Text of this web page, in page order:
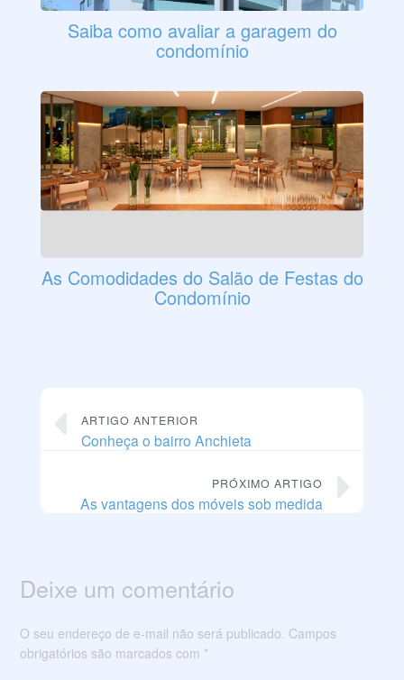
Saiba como avaliar a garagem do
condomínio
As Comodidades do Salão de Festas do
Condomínio
ARTIGO ANTERIOR
Conheça o bairro Anchieta
PRÓXIMO ARTIGO
As vantagens dos móveis sob medida
Deixe um comentário
O seu endereço de e-mail não será publicado. Campos
obrigatórios são marcados com *